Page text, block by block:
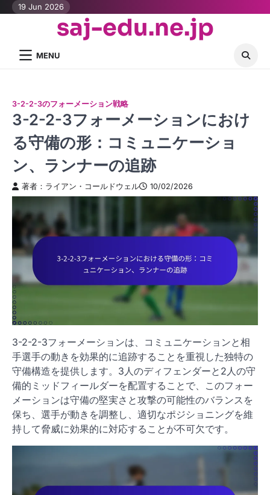
Skip19 Jun 2026
saj-edu.ne.jp
MENU
3-2-2-3のフォーメーション戦略
3-2-2-3フォーメーションにおけ
る守備の形：コミュニケーショ
ン、ランナーの追跡
著者：ライアン・コールドウェル 10/02/2026
3-2-2-3フォーメーションは、コミュニケーションと相
手選手の動きを効果的に追跡することを重視した独特の
守備構造を提供します。3人のディフェンダーと2人の守
備的ミッドフィールダーを配置することで、このフォー
メーションは守備の堅実さと攻撃の可能性のバランスを
保ち、選手が動きを調整し、適切なポジショニングを維
持して脅威に効果的に対応することが不可欠です。